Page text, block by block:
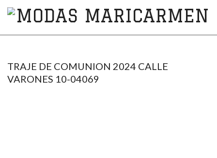
MODAS
TRAJE DE COMUNION 2024 CALLE
VARONES 10-04069